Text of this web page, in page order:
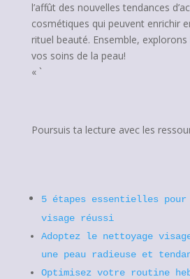
l’affût des nouvelles tendances
cosmétiques qui peuvent enrichir
rituel beauté. Ensemble,
vos soins de la peau!
« `
Poursuis ta lecture avec les
5 étapes essentielles pour
visage réussi
Adoptez le nettoyage
une peau radieuse et
Optimisez votre routine